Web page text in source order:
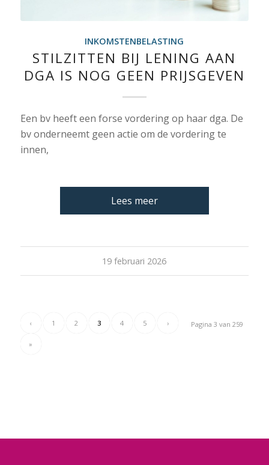
INKOMSTENBELASTING
STILZITTEN BIJ LENING AAN
DGA IS NOG GEEN PRIJSGEVEN
Een bv heeft een forse vordering op haar dga. De
bv onderneemt geen actie om de vordering te
innen,
Lees meer
19 februari 2026
Pagina 3 van 259
‹ 1 2 3 4 5 ›
»